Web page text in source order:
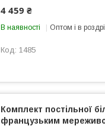
4 459 ₴
В наявності Оптом і в
1485
Комплект постільної
французьким